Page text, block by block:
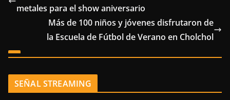
metales para el show aniversario
Más de 100 niños y jóvenes disfrutaron de
la Escuela de Fútbol de Verano en Cholchol
SEÑAL STREAMING